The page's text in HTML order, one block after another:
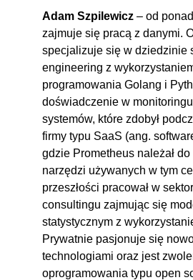
Adam Szpilewicz – od
zajmuje się pracą z danymi.
specjalizuje się w dziedzinie
engineering z
programowania Golang i
doświadczenie w
systemów, które zdobył
firmy typu SaaS (ang.
gdzie Prometheus należał do
narzędzi używanych w tym
przeszłości pracował w
consultingu zajmując się
statystycznym z
Prywatnie pasjonuje się
technologiami oraz jest
oprogramowania typu open